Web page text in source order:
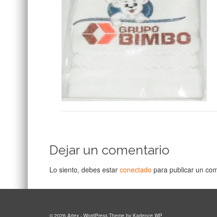
Dejar un comentario
Lo siento, debes estar conectado para publicar un
© 2026 Artex - WordPress Theme by Kadence WP